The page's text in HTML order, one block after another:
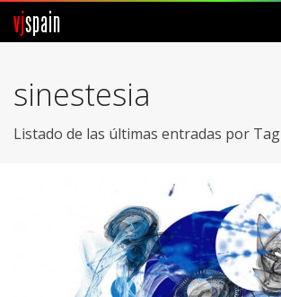
vjspain
Foros
sinestesia
Listado de las últimas entradas por Tag